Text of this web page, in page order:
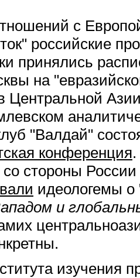
с
российские
принялись
на
Центральной
"Валдай"
конференция
со стороны
идеологемы о
и
изучения